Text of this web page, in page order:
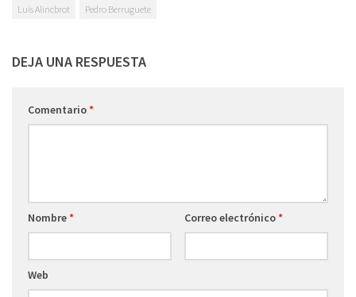
Luis Alincbrot
Pedro Berruguete
DEJA UNA RESPUESTA
Comentario*
Nombre* Correo electrónico*
Web